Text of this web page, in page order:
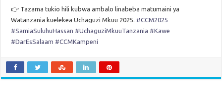
👉 Tazama tukio hili kubwa ambalo linabeba matumaini ya
Watanzania kuelekea Uchaguzi Mkuu 2025.#CCM2025
#SamiaSuluhuHassan #UchaguziMkuuTanzania #Kawe
#DarEsSalaam #CCMKampeni